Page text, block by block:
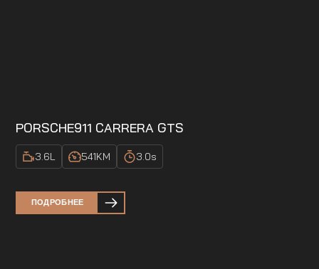
PORSCHE911 CARRERA GTS
3.6L 541KM 3.0s
ПОДРОБНЕЕ